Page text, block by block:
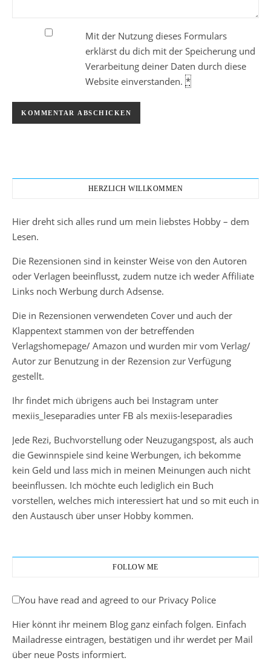
Mit der Nutzung dieses Formulars
erklärst du dich mit der Speicherung und
Verarbeitung deiner Daten durch diese
Website einverstanden. *
HERZLICH WILLKOMMEN
Hier dreht sich alles rund um mein liebstes Hobby – dem
Lesen.
Die Rezensionen sind in keinster Weise von den Autoren
oder Verlagen beeinflusst, zudem nutze ich weder Affiliate
Links noch Werbung durch Adsense.
Die in Rezensionen verwendeten Cover und auch der
Klappentext stammen von der betreffenden
Verlagshomepage/ Amazon und wurden mir vom Verlag/
Autor zur Benutzung in der Rezension zur Verfügung
gestellt.
Ihr findet mich übrigens auch bei Instagram unter
mexiis_leseparadies unter FB als mexiis-leseparadies
Jede Rezi, Buchvorstellung oder Neuzugangspost, als auch
die Gewinnspiele sind keine Werbungen, ich bekomme
kein Geld und lass mich in meinen Meinungen auch nicht
beeinflussen. Ich möchte euch lediglich ein Buch
vorstellen, welches mich interessiert hat und so mit euch in
den Austausch über unser Hobby kommen.
FOLLOW ME
You have read and agreed to our Privacy Police
Hier könnt ihr meinem Blog ganz einfach folgen. Einfach
Mailadresse eintragen, bestätigen und ihr werdet per Mail
über neue Posts informiert.